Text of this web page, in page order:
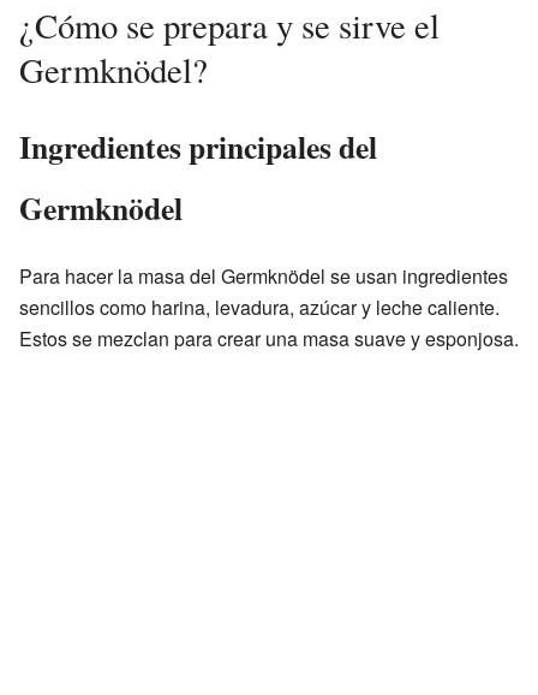
¿Cómo se prepara y se sirve el
Germknödel?
Ingredientes principales del
Germknödel
Para hacer la masa del Germknödel se usan ingredientes
sencillos como harina, levadura, azúcar y leche caliente.
Estos se mezclan para crear una masa suave y esponjosa.